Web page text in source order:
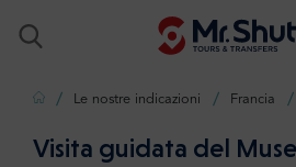
Casa Le nostre indicazioni Francia
Visita guidata del